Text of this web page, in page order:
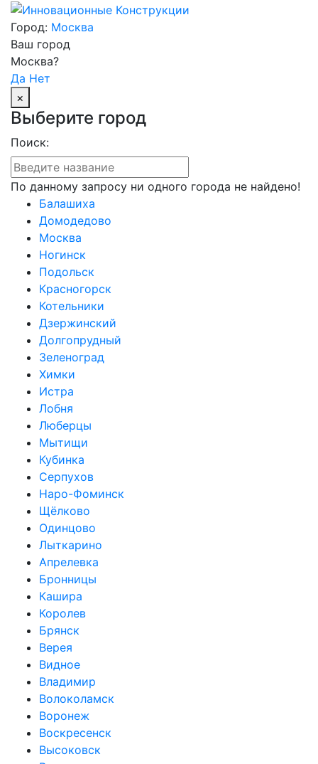
Город: Москва
Ваш город
Москва?
Да Нет
×
Выберите город
Поиск:
По данному запросу ни одного города не найдено!
Балашиха
Домодедово
Москва
Ногинск
Подольск
Красногорск
Котельники
Дзержинский
Долгопрудный
Зеленоград
Химки
Истра
Лобня
Люберцы
Мытищи
Кубинка
Серпухов
Наро-Фоминск
Щёлково
Одинцово
Лыткарино
Апрелевка
Бронницы
Кашира
Королев
Брянск
Верея
Видное
Владимир
Волоколамск
Воронеж
Воскресенск
Высоковск